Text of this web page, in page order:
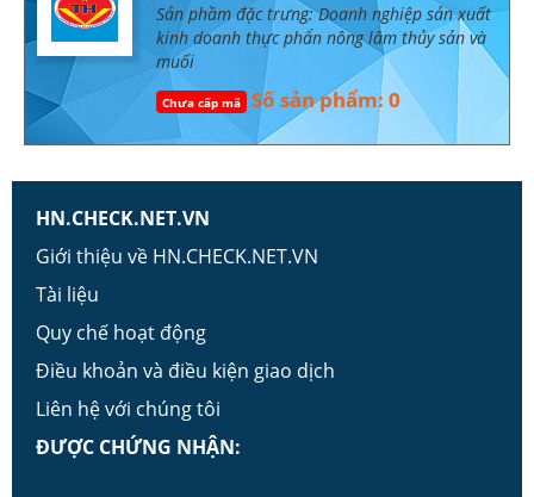
Sản phầm đặc trưng: Doanh nghiệp sản xuất
kinh doanh thực phẩn nông lâm thủy sản và
muối
Chưa cấp mã Số sản phẩm: 0
HN.CHECK.NET.VN
Giới thiệu về HN.CHECK.NET.VN
Tài liệu
Quy chế hoạt động
Điều khoản và điều kiện giao dịch
Liên hệ với chúng tôi
ĐƯỢC CHỨNG NHẬN: